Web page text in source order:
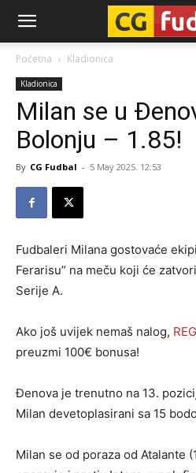
CG-
Fudbal
Početna Kladionica
Kladionica
Milan se u
Bolonju – 1.85!
By CG Fudbal - 5 May 2025. 12:53
Fudbaleri Milana gostovaće
Ferarisu” na meču koji će
Serije A.
Ako još uvijek nemaš nalog,
preuzmi 100€ bonusa!
Đenova je trenutno na 13.
Milan devetoplasirani sa 15
Milan se od poraza od Atalante